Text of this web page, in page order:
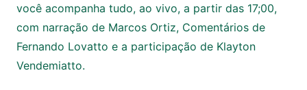
você acompanha tudo, ao vivo, a partir das 17;00,
com narração de Marcos Ortiz, Comentários de
Fernando Lovatto e a participação de Klayton
Vendemiatto.